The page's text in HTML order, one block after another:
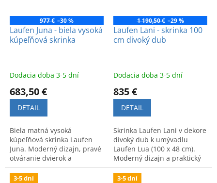
977 € –30 %
Laufen Juna - biela vysoká
kúpeľňová skrinka
Dodacia doba 3-5 dní
683,50 €
DETAIL
Biela matná vysoká
kúpeľňová skrinka Laufen
Juna. Moderný dizajn, pravé
otváranie dvierok a
prémiová kvalita.
1 190,50 € –29 %
Laufen Lani - skrinka 100
cm divoký dub
Dodacia doba 3-5 dní
835 €
DETAIL
Skrinka Laufen Lani v dekore
divoký dub k umývadlu
Laufen Lua (100 x 48 cm).
Moderný dizajn a praktický
úložný priestor pre vašu
kúpeľňu.
3-5 dní 3-5 dní